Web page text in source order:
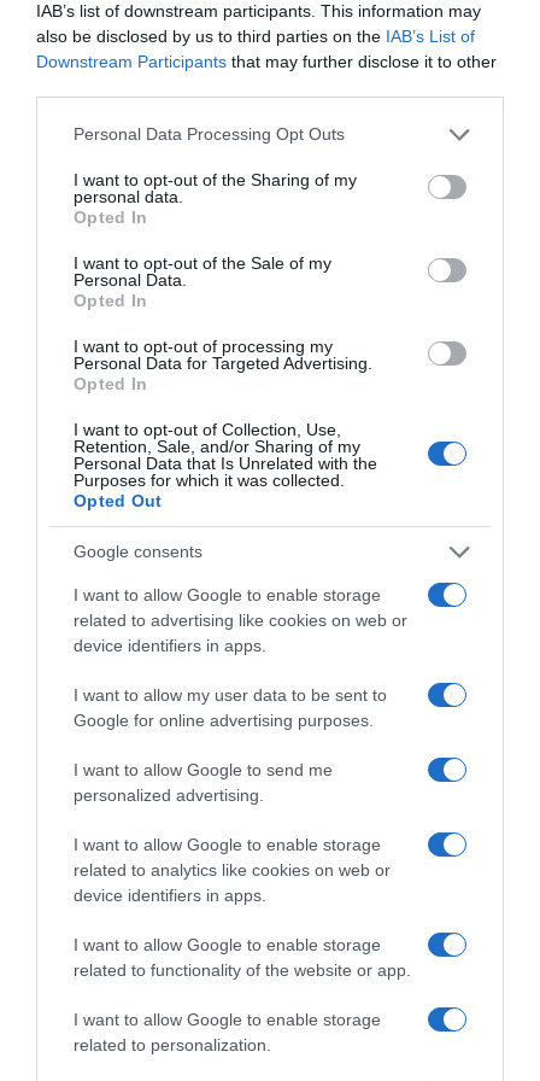
IAB’s list of downstream participants. This information may
also be disclosed by us to third parties on the IAB’s List of
Downstream Participants that may further disclose it to other
Please note that this website/app uses one or more Google
not limited to your visit or usage behaviour. You may click to
grant or deny consent to Google and its third-party tags to
use your data for below specified purposes in below Google
consent section.
Personal Data Processing Opt Outs
I want to opt-out of the Sharing of my
personal data.
Opted In
I want to opt-out of the Sale of my
Personal Data.
Opted In
I want to opt-out of processing my
Personal Data for Targeted Advertising.
Opted In
I want to opt-out of Collection, Use,
Retention, Sale, and/or Sharing of my
Personal Data that Is Unrelated with the
Purposes for which it was collected.
Opted Out
Google consents
I want to allow Google to enable storage
related to advertising like cookies on web or
device identifiers in apps.
I want to allow my user data to be sent to
Google for online advertising purposes.
I want to allow Google to send me
personalized advertising.
I want to allow Google to enable storage
related to analytics like cookies on web or
device identifiers in apps.
I want to allow Google to enable storage
related to functionality of the website or app.
I want to allow Google to enable storage
related to personalization.
τις επιθέσεις αυτές.
ΔΙΑΦΗΜΙΣΗ
Two interceptors are
launched from a MIM-104
“Patriot” Surface-to-Air
Missile Battery near Kuwait
City during tonight’s Iranian
ballistic missile attack
against Ali Al Salem Air
Base in Kuwait.
Pc9— OSINTdefender
(@sentdefender)June 2,
2026
Στο μεταξύ ο στρατιωτικός σύμβουλος του
ανώτατου ηγέτη του Ιράν αγιατολάχ
Μοζταμπά Χαμενεΐ, ο Μοχσέν Ρεζαΐ,
προειδοποίησε για “καταιγισμό πυραύλων και
drones” σε περίπτωση νέας αμερικανικής
“Κάθε πλήγμα και κάθε επίθεση θα